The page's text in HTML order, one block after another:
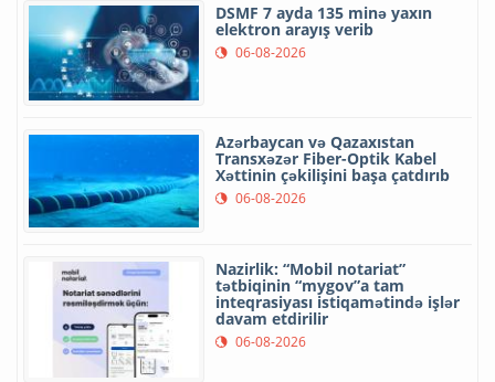
DSMF 7 ayda 135 minə yaxın
elektron arayış verib
06-08-2026
Azərbaycan və Qazaxıstan
Transxəzər Fiber-Optik Kabel
Xəttinin çəkilişini başa çatdırıb
06-08-2026
Nazirlik: “Mobil notariat”
tətbiqinin “mygov”a tam
inteqrasiyası istiqamətində işlər
davam etdirilir
06-08-2026